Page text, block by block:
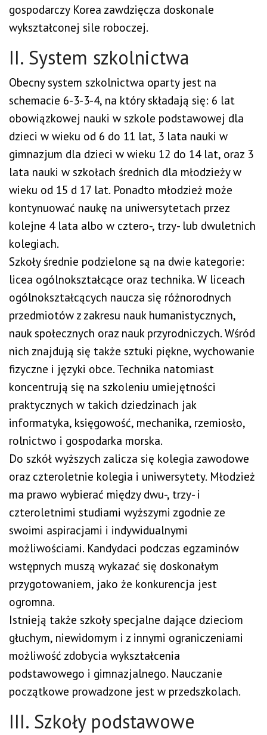
gospodarczy Korea zawdzięcza doskonale
wykształconej sile roboczej.
II. System szkolnictwa
Obecny system szkolnictwa oparty jest na
schemacie 6-3-3-4, na który składają się: 6 lat
obowiązkowej nauki w szkole podstawowej dla
dzieci w wieku od 6 do 11 lat, 3 lata nauki w
gimnazjum dla dzieci w wieku 12 do 14 lat, oraz 3
lata nauki w szkołach średnich dla młodzieży w
wieku od 15 d 17 lat. Ponadto młodzież może
kontynuować naukę na uniwersytetach przez
kolejne 4 lata albo w cztero-, trzy- lub dwuletnich
kolegiach.
Szkoły średnie podzielone są na dwie kategorie:
licea ogólnokształcące oraz technika. W liceach
ogólnokształcących naucza się różnorodnych
przedmiotów z zakresu nauk humanistycznych,
nauk społecznych oraz nauk przyrodniczych. Wśród
nich znajdują się także sztuki piękne, wychowanie
fizyczne i języki obce. Technika natomiast
koncentrują się na szkoleniu umiejętności
praktycznych w takich dziedzinach jak
informatyka, księgowość, mechanika, rzemiosło,
rolnictwo i gospodarka morska.
Do szkół wyższych zalicza się kolegia zawodowe
oraz czteroletnie kolegia i uniwersytety. Młodzież
ma prawo wybierać między dwu-, trzy- i
czteroletnimi studiami wyższymi zgodnie ze
swoimi aspiracjami i indywidualnymi
możliwościami. Kandydaci podczas egzaminów
wstępnych muszą wykazać się doskonałym
przygotowaniem, jako że konkurencja jest
ogromna.
Istnieją także szkoły specjalne dające dzieciom
głuchym, niewidomym i z innymi ograniczeniami
możliwość zdobycia wykształcenia
podstawowego i gimnazjalnego. Nauczanie
początkowe prowadzone jest w przedszkolach.
III. Szkoły podstawowe